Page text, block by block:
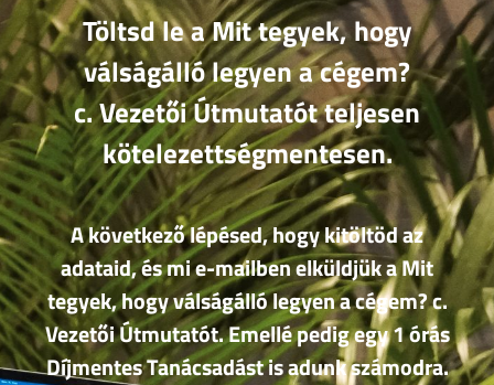
Töltsd le a Mit tegyek, hogy
válságálló legyen a cégem?
c. Vezetői Útmutatót teljesen
kötelezettségmentesen.
A következő lépésed, hogy kitöltöd az
adataid, és mi e-mailben elküldjük a Mit
tegyek, hogy válságálló legyen a cégem? c.
Vezetői Útmutatót. Emellé pedig egy 1 órás
Díjmentes Tanácsadást is adunk számodra.